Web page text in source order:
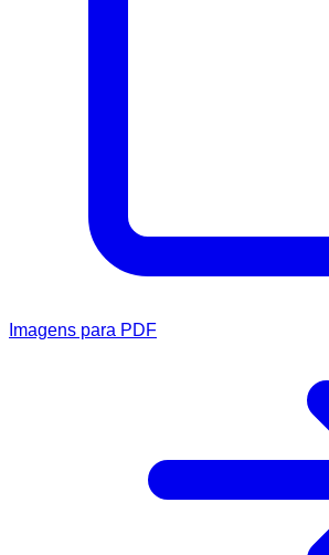
Imagens para PDF